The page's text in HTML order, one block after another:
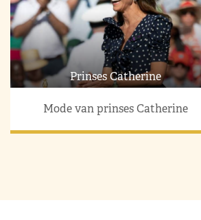
Prinses Catherine
Mode van prinses Catherine